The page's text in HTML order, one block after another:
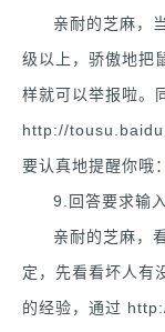
亲耐的芝麻，
级以上，骄傲地把
样就可以举报啦。
http://
要认真地提醒你哦
9.回答要求输
亲耐的芝麻，
定，先看看坏人
的经验，通过